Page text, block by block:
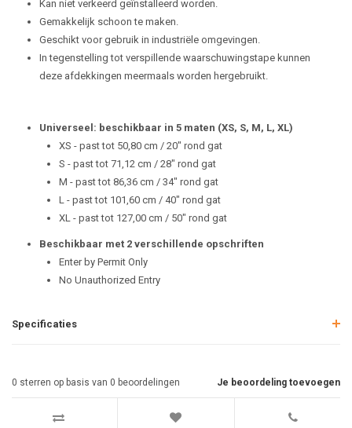
Kan niet verkeerd geïnstalleerd worden.
Gemakkelijk schoon te maken.
Geschikt voor gebruik in industriële omgevingen.
In tegenstelling tot verspillende waarschuwingstape kunnen
deze afdekkingen meermaals worden hergebruikt.
Universeel: beschikbaar in 5 maten (XS, S, M, L, XL)
XS - past tot 50,80 cm / 20" rond gat
S - past tot 71,12 cm / 28" rond gat
M - past tot 86,36 cm / 34" rond gat
L - past tot 101,60 cm / 40" rond gat
XL - past tot 127,00 cm / 50" rond gat
Beschikbaar met 2 verschillende opschriften
Enter by Permit Only
No Unauthorized Entry
Specificaties
Je beoordeling toevoegen
0 sterren op basis van 0 beoordelingen